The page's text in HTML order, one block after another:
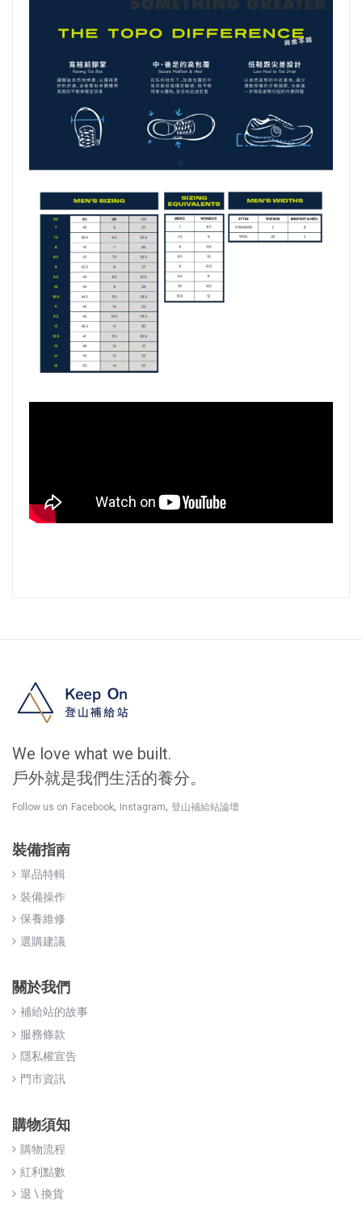
We love what we built.
戶外就是我們生活的養分。
Follow us on Facebook, Instagram, 登山補給站論壇
裝備指南
單品特輯
裝備操作
保養維修
選購建議
關於我們
補給站的故事
服務條款
隱私權宣告
門市資訊
購物須知
購物流程
紅利點數
退 \ 換貨